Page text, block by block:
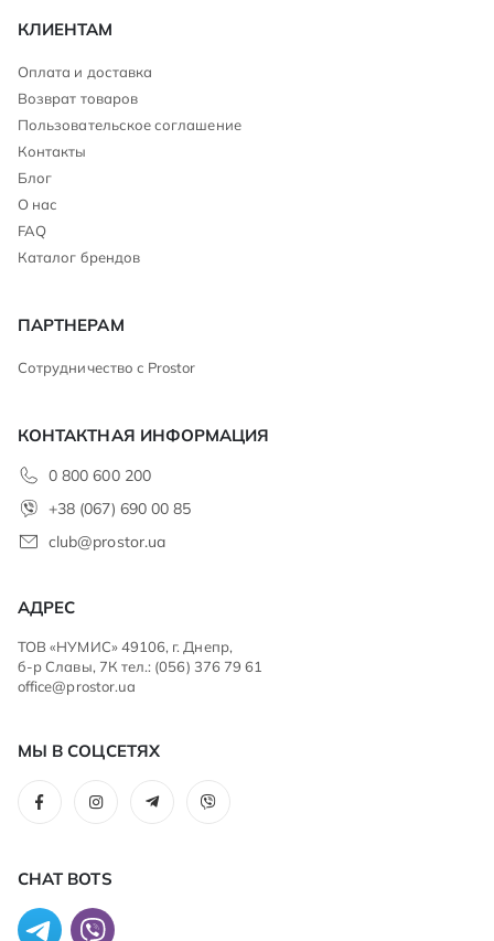
КЛИЕНТАМ
Оплата и доставка
Возврат товаров
Пользовательское соглашение
Контакты
Блог
О нас
FAQ
Каталог брендов
ПАРТНЕРАМ
Сотрудничество с Prostor
КОНТАКТНАЯ ИНФОРМАЦИЯ
0 800 600 200
+38 (067) 690 00 85
club@prostor.ua
АДРЕС
ТОВ «НУМИС» 49106, г. Днепр,
б-р Славы, 7К тел.: (056) 376 79 61
office@prostor.ua
МЫ В СОЦСЕТЯХ
CHAT BOTS